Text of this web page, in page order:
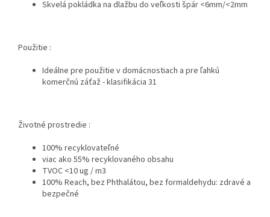
Skvelá pokládka na dlažbu do veľkosti špár <6mm/<2mm
Použitie :
Ideálne pre použitie v domácnostiach a pre ľahkú
komerčnú záťaž - klasifikácia 31
Životné prostredie :
100% recyklovateľné
viac ako 55% recyklovaného obsahu
TVOC <10 ug / m3
100% Reach, bez Phthalátou, bez formaldehydu: zdravé a
bezpečné